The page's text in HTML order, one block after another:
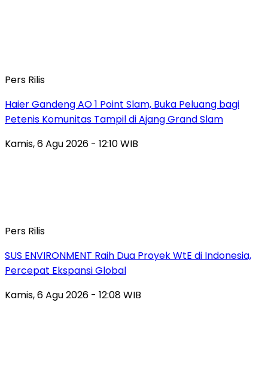
Pers Rilis
Haier Gandeng AO 1 Point Slam, Buka Peluang bagi
Petenis Komunitas Tampil di Ajang Grand Slam
Kamis, 6 Agu 2026 - 12:10 WIB
Pers Rilis
SUS ENVIRONMENT Raih Dua Proyek WtE di Indonesia,
Percepat Ekspansi Global
Kamis, 6 Agu 2026 - 12:08 WIB